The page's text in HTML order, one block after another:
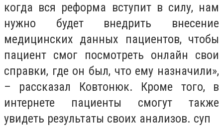
когда вся реформа вступит в силу, нам
нужно будет внедрить внесение
медицинских данных пациентов, чтобы
пациент смог посмотреть онлайн свои
справки, где он был, что ему назначили»,
– рассказал Ковтонюк. Кроме того, в
интернете пациенты смогут также
увидеть результаты своих анализов. суп